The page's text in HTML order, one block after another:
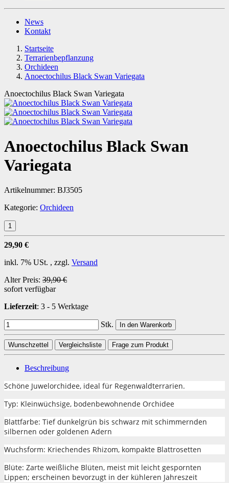
News
Kontakt
Startseite
Terrarienbepflanzung
Orchideen
Anoectochilus Black Swan Variegata
Anoectochilus Black Swan Variegata
Anoectochilus Black Swan
Variegata
Artikelnummer: BJ3505
Kategorie: Orchideen
29,90 €
inkl. 7% USt. , zzgl. Versand
Alter Preis: 39,90 €
sofort verfügbar
Lieferzeit: 3 - 5 Werktage
Stk. In den Warenkorb
Wunschzettel Vergleichsliste Frage zum Produkt
Beschreibung
Schöne Juwelorchidee, ideal für Regenwaldterrarien.
Typ: Kleinwüchsige, bodenbewohnende Orchidee
Blattfarbe: Tief dunkelgrün bis schwarz mit schimmernden
silbernen oder goldenen Adern
Wuchsform: Kriechendes Rhizom, kompakte Blattrosetten
Blüte: Zarte weißliche Blüten, meist mit leicht gespornten
Lippen; erscheinen bevorzugt in der kühleren Jahreszeit